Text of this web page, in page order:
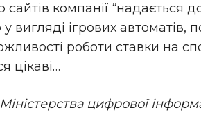
компанії “надається
у вигляді ігрових автоматів,
роботи ставки на
цікаві…
цифрової